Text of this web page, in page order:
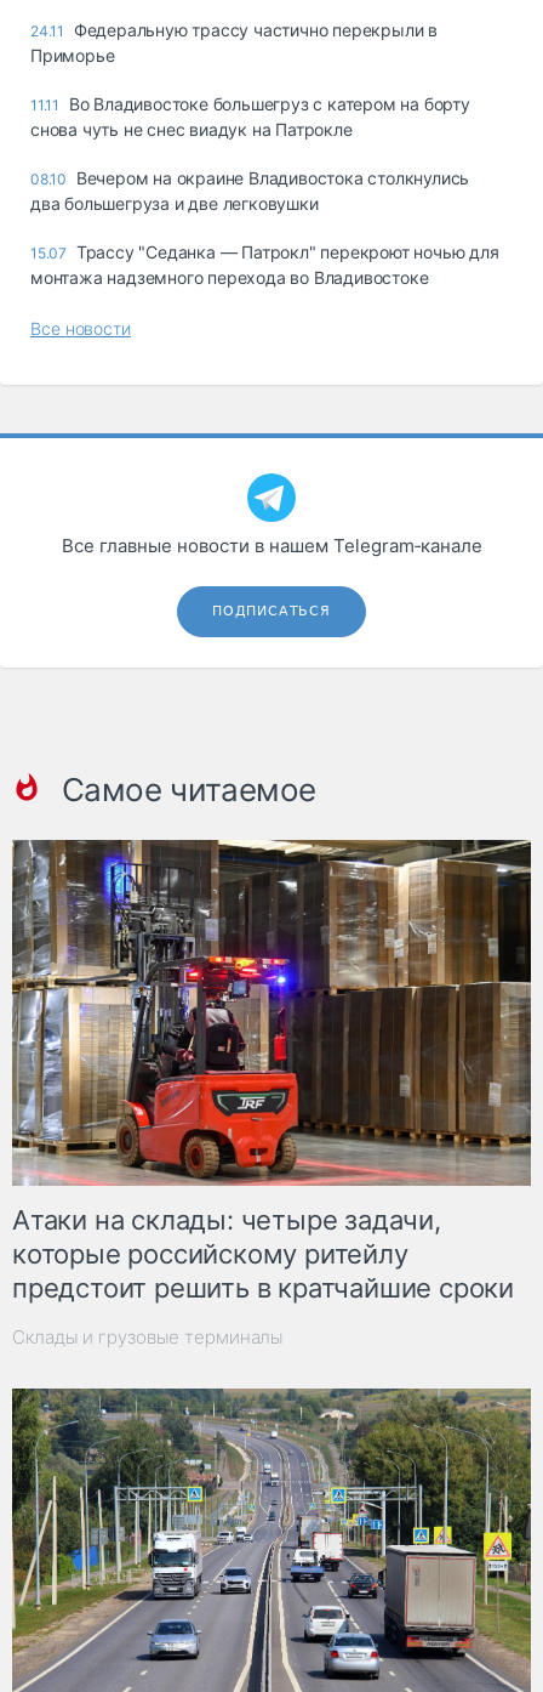
24.11
Федеральную трассу частично перекрыли в
Приморье
11.11
Во Владивостоке большегруз с катером на борту
снова чуть не снес виадук на Патрокле
08.10
Вечером на окраине Владивостока столкнулись
два большегруза и две легковушки
15.07 Трассу "Седанка — Патрокл" перекроют ночью для
монтажа надземного перехода во Владивостоке
Все новости
Все главные новости в нашем Telegram‑канале
ПОДПИСАТЬСЯ
Самое читаемое
Атаки на склады: четыре задачи,
которые российскому ритейлу
предстоит решить в кратчайшие сроки
Склады и грузовые терминалы